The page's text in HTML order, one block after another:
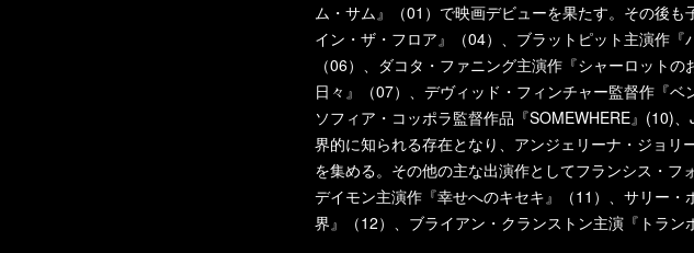
ム・サム』（01）で映画デビューを果たす。その後
イン・ザ・フロア』（04）、ブラットピット主演作
（06）、ダコタ・ファニング主演作『シャーロット
日々』（07）、デヴィッド・フィンチャー監督作『
ソフィア・コッポラ監督作品『SOMEWHERE』(10)
界的に知られる存在となり、アンジェリーナ・ジョ
を集める。その他の主な出演作としてフランシス・
デイモン主演作『幸せへのキセキ』（11）、サリー
界』（12）、ブライアン・クランストン主演『トラ